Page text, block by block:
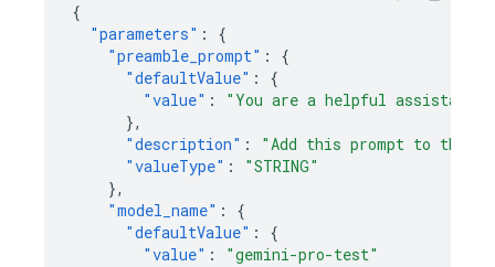
{
"parameters" :
{
"preamble_prompt" :
{
"defaultValue" :
{
"value" :
"You are a helpful assistant
},
"description" :
"Add this prompt to the
"valueType" :
"STRING"
},
"model_name" :
{
"defaultValue" :
{
"value" :
"gemini-pro-test"